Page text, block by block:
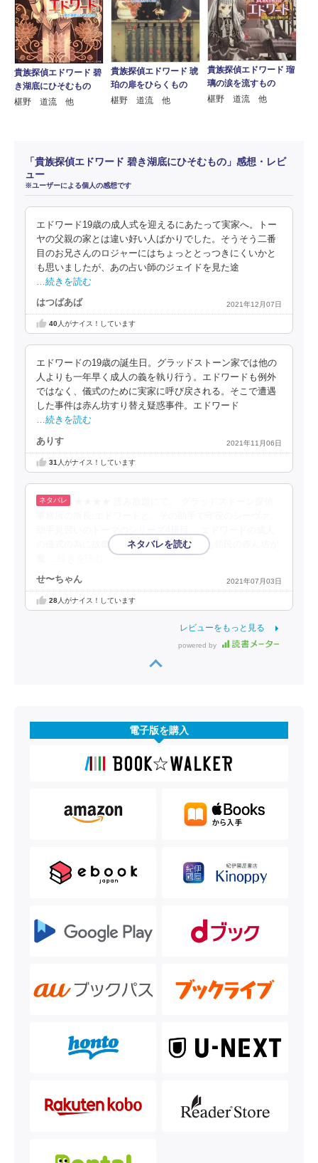
貴族探偵エドワード 碧
き湖底にひそむもの
椹野 道流 他
貴族探偵エドワード 琥
珀の扉をひらくもの
椹野 道流 他
貴族探偵エドワード 瑠
璃の涙を流すもの
椹野 道流 他
「貴族探偵エドワード 碧き湖底にひそむもの」感想・レビ
ュー
※ユーザーによる個人の感想です
エドワード19歳の成人式を迎えるにあたって実家へ。トー
ヤの父親の家とは違い好い人ばかりでした。そうそう二番
目のお兄さんのロジャーにはちょっととっつきにくいかと
も思いましたが、あの占い師のジェイドを見た途
…続きを読む
はつばあば 2021年12月07日
40人がナイス！しています
エドワードの19歳の誕生日。グラッドストーン家では他の
人よりも一年早く成人の義を執り行う。エドワードも例外
ではなく、儀式のために実家に呼び戻される。そこで遭遇
した事件は赤ん坊すり替え疑惑事件。エドワード
…続きを読む
ありす 2021年11月06日
31 人がナイス！しています
の儀式の為に故郷へ帰るお話。 そちらでも領民の赤ん坊が
せ〜ちゃん 2021年07月03日
28人がナイス！しています
レビューをもっと見る
powered by
電子版を購入